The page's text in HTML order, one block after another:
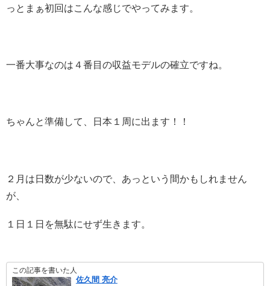
っとまぁ初回はこんな感じでやってみます。
一番大事なのは４番目の収益モデルの確立ですね。
ちゃんと準備して、日本１周に出ます！！
２月は日数が少ないので、あっという間かもしれません
が、
１日１日を無駄にせず生きます。
この記事を書いた人
佐久間 亮介